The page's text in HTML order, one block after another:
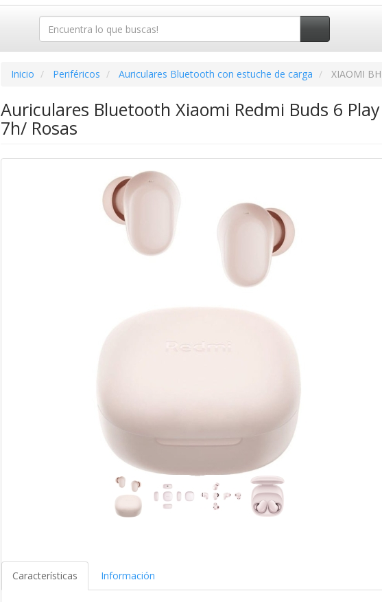
Inicio Periféricos Auriculares Bluetooth con estuche de carga XIAOMI
Auriculares Bluetooth Xiaomi Redmi Buds 6
7h/ Rosas
Características Información